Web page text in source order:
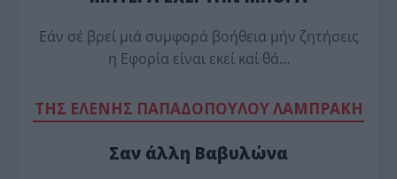
Εάν σέ βρεί μιά συμφορά βοήθεια μήν ζητήσεις
η Εφορία είναι εκεί καί θά…
TΗΣ ΕΛΕΝΗΣ ΠΑΠΑΔΟΠΟΥΛΟΥ ΛΑΜΠΡΑΚΗ
Σαν άλλη Βαβυλώνα